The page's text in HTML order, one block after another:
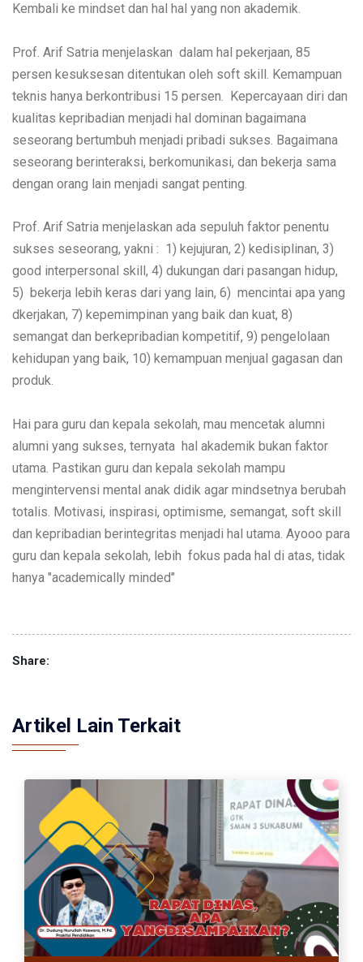
Kembali ke mindset dan hal hal yang non akademik.
Prof. Arif Satria menjelaskan dalam hal pekerjaan, 85
persen kesuksesan ditentukan oleh soft skill. Kemampuan
teknis hanya berkontribusi 15 persen. Kepercayaan diri dan
kualitas kepribadian menjadi hal dominan bagaimana
seseorang bertumbuh menjadi pribadi sukses. Bagaimana
seseorang berinteraksi, berkomunikasi, dan bekerja sama
dengan orang lain menjadi sangat penting.
Prof. Arif Satria menjelaskan ada sepuluh faktor penentu
sukses seseorang, yakni : 1) kejujuran, 2) kedisiplinan, 3)
good interpersonal skill, 4) dukungan dari pasangan hidup,
5) bekerja lebih keras dari yang lain, 6) mencintai apa yang
dkerjakan, 7) kepemimpinan yang baik dan kuat, 8)
semangat dan berkepribadian kompetitif, 9) pengelolaan
kehidupan yang baik, 10) kemampuan menjual gagasan dan
produk.
Hai para guru dan kepala sekolah, mau mencetak alumni
alumni yang sukses, ternyata hal akademik bukan faktor
utama. Pastikan guru dan kepala sekolah mampu
mengintervensi mental anak didik agar mindsetnya berubah
totalis. Motivasi, inspirasi, optimisme, semangat, soft skill
dan kepribadian berintegritas menjadi hal utama. Ayooo para
guru dan kepala sekolah, lebih fokus pada hal di atas, tidak
hanya "academically minded"
Share:
Artikel Lain Terkait